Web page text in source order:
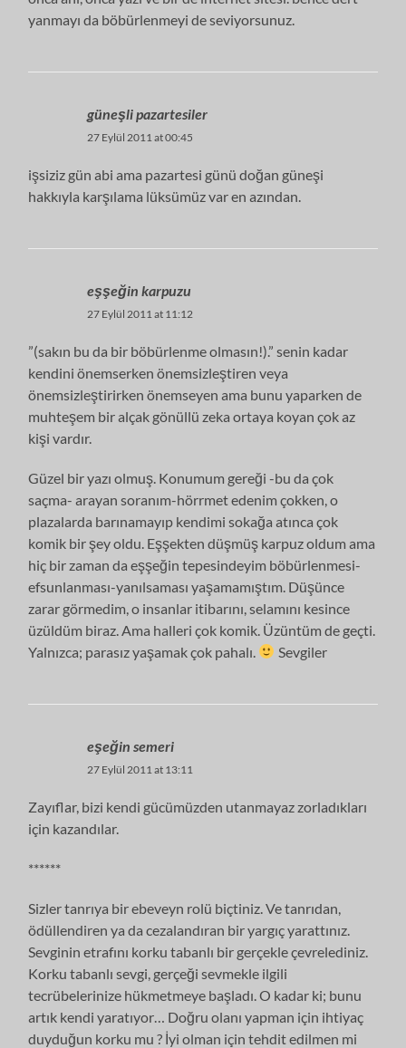
yanmayı da böbürlenmeyi de seviyorsunuz.
güneşli pazartesiler
27 Eylül 2011 at 00:45
işsiziz gün abi ama pazartesi günü doğan güneşi
hakkıyla karşılama lüksümüz var en azından.
eşşeğin karpuzu
27 Eylül 2011 at 11:12
”(sakın bu da bir böbürlenme olmasın!).” senin kadar
kendini önemserken önemsizleştiren veya
önemsizleştirirken önemseyen ama bunu yaparken de
muhteşem bir alçak gönüllü zeka ortaya koyan çok az
kişi vardır.
Güzel bir yazı olmuş. Konumum gereği -bu da çok
saçma- arayan soranım-hörrmet edenim çokken, o
plazalarda barınamayıp kendimi sokağa atınca çok
komik bir şey oldu. Eşşekten düşmüş karpuz oldum ama
hiç bir zaman da eşşeğin tepesindeyim böbürlenmesi-
efsunlanması-yanılsaması yaşamamıştım. Düşünce
zarar görmedim, o insanlar itibarını, selamını kesince
üzüldüm biraz. Ama halleri çok komik. Üzüntüm de geçti.
Yalnızca; parasız yaşamak çok pahalı.
Sevgiler
eşeğin semeri
27 Eylül 2011 at 13:11
Zayıflar, bizi kendi gücümüzden utanmayaz zorladıkları
için kazandılar.
******
Sizler tanrıya bir ebeveyn rolü biçtiniz. Ve tanrıdan,
ödüllendiren ya da cezalandıran bir yargıç yarattınız.
Sevginin etrafını korku tabanlı bir gerçekle çevrelediniz.
Korku tabanlı sevgi, gerçeği sevmekle ilgili
tecrübelerinize hükmetmeye başladı. O kadar ki; bunu
artık kendi yaratıyor… Doğru olanı yapman için ihtiyaç
duyduğun korku mu ? İyi olman için tehdit edilmen mi